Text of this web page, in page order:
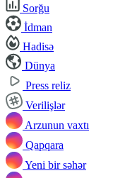
Sorğu
İdman
Hadisə
Dünya
Press reliz
Verilişlər
Arzunun vaxtı
Qapqara
Yeni bir səhər